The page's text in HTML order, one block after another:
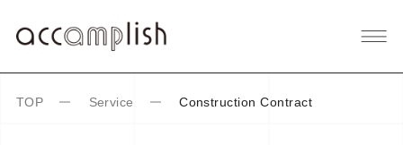
TOP Service Construction Contract